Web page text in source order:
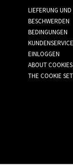
LIEFERUNG
BESCHWERDEN
BEDINGUNGEN
KUNDENSERVICE
EINLOGGEN
ABOUT COOKIES
THE COOKIE